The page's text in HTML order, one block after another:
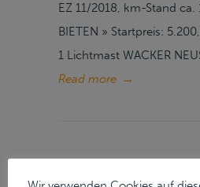
EZ 11/2018, km-Stand ca.
BIETEN » Startpreis:
1 Lichtmast WACKER
Read more →